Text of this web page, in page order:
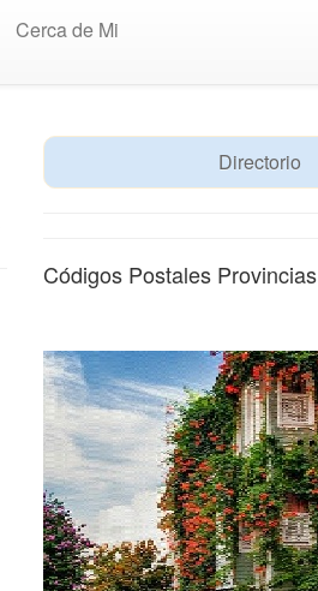
Cerca de Mi
Directorio
Códigos Postales Provincias